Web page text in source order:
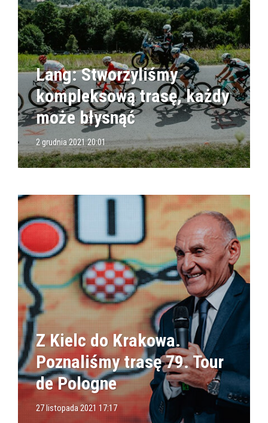
Lang: Stworzyliśmy
kompleksową trasę, każdy
może błysnąć
2 grudnia 2021 20:01
Z Kielc do Krakowa.
Poznaliśmy trasę 79. Tour
de Pologne
27 listopada 2021 17:17